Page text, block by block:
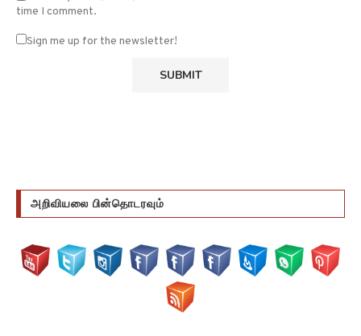
time I comment.
Sign me up for the newsletter!
அறிவியலை பின்தொடரவும்